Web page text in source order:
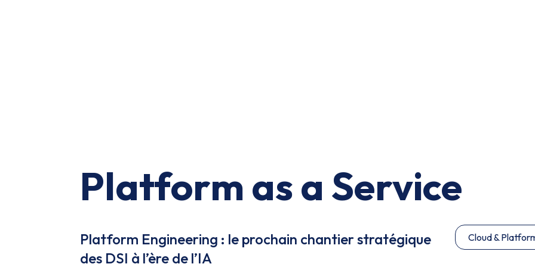
Platform as a Service
Platform Engineering : le prochain chantier stratégique
des DSI à l’ère de l’IA
Cloud &